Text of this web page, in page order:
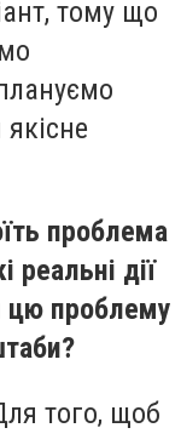
тому що
проблема
дії
цю проблему
того, щоб